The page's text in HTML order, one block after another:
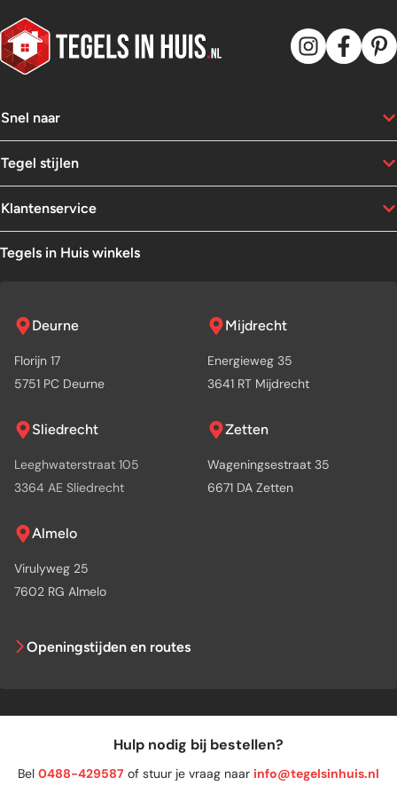
Snel naar
Tegel stijlen
Klantenservice
Tegels in Huis winkels
Deurne
Florijn 17
5751 PC Deurne
Mijdrecht
Energieweg 35
3641 RT Mijdrecht
Sliedrecht
Leeghwaterstraat 105
3364 AE Sliedrecht
Zetten
Wageningsestraat 35
6671 DA Zetten
Almelo
Virulyweg 25
7602 RG Almelo
Openingstijden en routes
Hulp nodig bij bestellen?
Bel 0488-429587 of stuur je vraag naar info@tegelsinhuis.nl